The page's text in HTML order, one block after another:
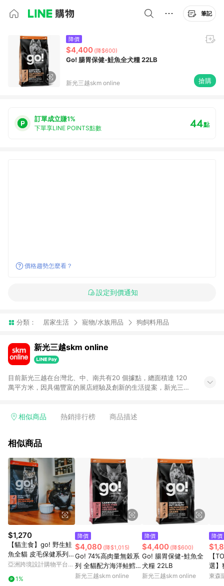
筆記
降價
$4,400 (降$600)
Go! 腸胃保健-鮭魚全犬糧 22LB
新光三越skm online 搶購
訂單成立賺1%
下單享LINE POINTS點數 44點
價格趨勢怎麼看？
設定到價通知
分類： 居家生活 寵物/水族用品 狗飼料用品
新光三越skm online
目前新光三越在台灣北、中、南共有20 個據點，總面積達 120
萬平方米，因具備豐富的展店經驗及創新的生活提案，新光三越
理念不斷向前邁進，並善盡企業社會責任，為人們帶來更愉悅美
相似商品 熱銷排行榜 商品描述
相似商品
$1,270
【貓主食】go! 野生鮭
魚全貓 皮毛保健系列
無穀 貓飼料
亞洲跨境設計購物平台
1%
降價
$4,080 (降$1,015)
Go! 74%高肉量無穀系
列 全貓配方海洋鲑鱈 1
6LB
新光三越skm online
降價
$4,400 (降$600)
Go! 腸胃保健-鮭魚全
犬糧 22LB
新光三越skm online
降價
【
選】
犬
東森